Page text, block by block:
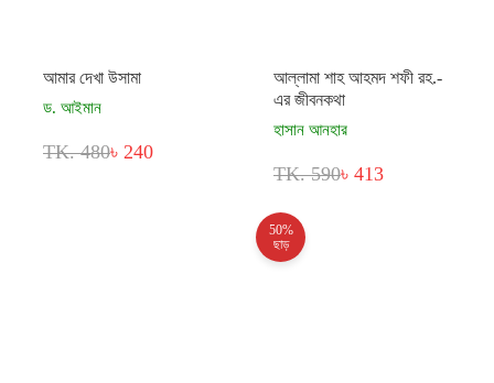
আমার দেখা উসামা
ড. আইমান
TK. 480৳ 240
আল্লামা শাহ আহমদ শফী রহ.-
এর জীবনকথা
হাসান আনহার
TK. 590৳ 413
50%
ছাড়